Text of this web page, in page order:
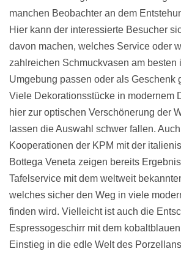
manchen Beobachter an dem
Hier kann der interessierte Besucher
davon machen, welches Service oder
zahlreichen Schmuckvasen am
Umgebung passen oder als Geschenk
Viele Dekorationsstücke in modernem
hier zur optischen Verschönerung der
lassen die Auswahl schwer fallen.
Kooperationen der KPM mit der
Bottega Veneta zeigen bereits
Tafelservice mit dem weltweit
welches sicher den Weg in viele
finden wird. Vielleicht ist auch die
Espressogeschirr mit dem
Einstieg in die edle Welt des